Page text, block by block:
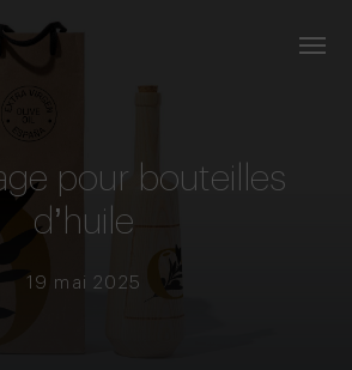
pour bouteilles
d’huile
19 mai 2025